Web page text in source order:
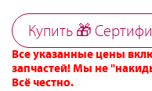
Купить 🎁
Все указанные цены
запчастей! Мы не
Всё честно.